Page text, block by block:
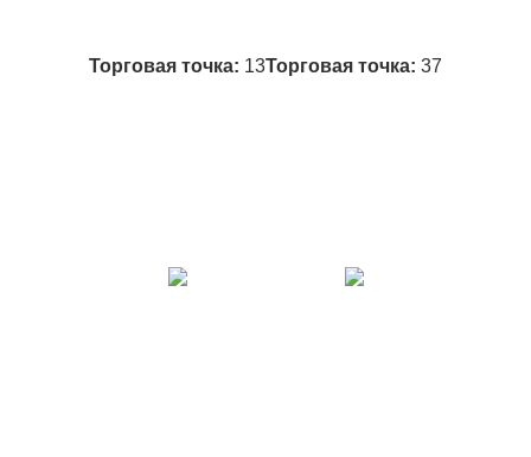
Торговая точка: 13Торговая точка: 37